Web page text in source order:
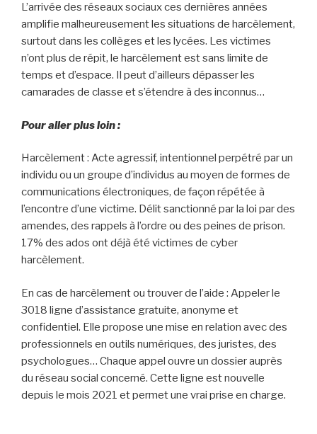
L’arrivée des réseaux sociaux ces dernières années
amplifie malheureusement les situations de harcèlement,
surtout dans les collèges et les lycées. Les victimes
n’ont plus de répit, le harcèlement est sans limite de
temps et d’espace. Il peut d’ailleurs dépasser les
camarades de classe et s’étendre à des inconnus…
Pour aller plus loin :
Harcèlement : Acte agressif, intentionnel perpétré par un
individu ou un groupe d’individus au moyen de formes de
communications électroniques, de façon répétée à
l’encontre d’une victime. Délit sanctionné par la loi par des
amendes, des rappels à l’ordre ou des peines de prison.
17% des ados ont déjà été victimes de cyber
harcèlement.
En cas de harcèlement ou trouver de l’aide : Appeler le
3018 ligne d’assistance gratuite, anonyme et
confidentiel. Elle propose une mise en relation avec des
professionnels en outils numériques, des juristes, des
psychologues… Chaque appel ouvre un dossier auprès
du réseau social concerné. Cette ligne est nouvelle
depuis le mois 2021 et permet une vrai prise en charge.